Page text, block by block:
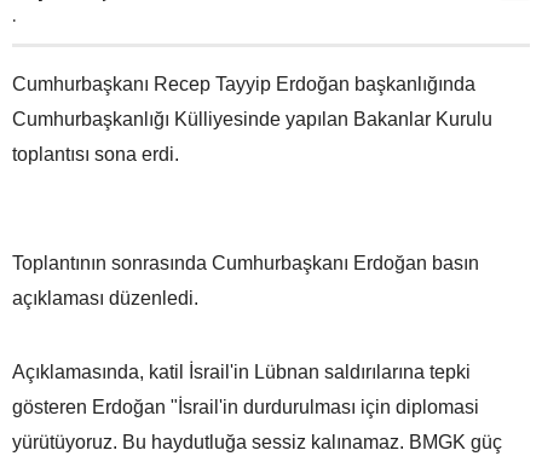
.
Cumhurbaşkanı Recep Tayyip Erdoğan başkanlığında
Cumhurbaşkanlığı Külliyesinde yapılan Bakanlar Kurulu
toplantısı sona erdi.
Toplantının sonrasında Cumhurbaşkanı Erdoğan basın
açıklaması düzenledi.
Açıklamasında, katil İsrail'in Lübnan saldırılarına tepki
gösteren Erdoğan "İsrail'in durdurulması için diplomasi
yürütüyoruz. Bu haydutluğa sessiz kalınamaz. BMGK güç